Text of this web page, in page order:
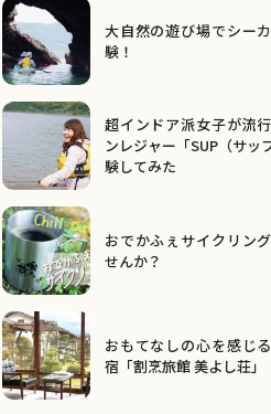
大自然の遊び場でシー
験！
超インドア派女子が流
ンレジャー「SUP（サッ
験してみた
おでかふぇサイクリン
せんか？
おもてなしの心を感じ
宿「割烹旅館 美よし荘」